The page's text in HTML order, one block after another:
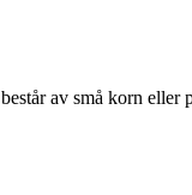
av små korn eller